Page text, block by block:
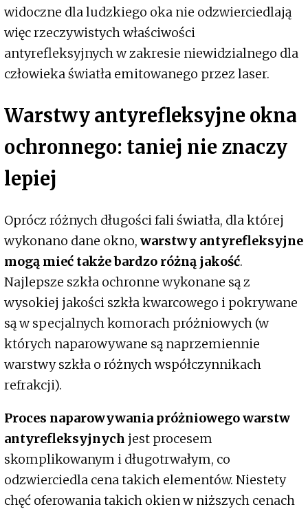
widoczne dla ludzkiego oka nie odzwierciedlają
więc rzeczywistych właściwości
antyrefleksyjnych w zakresie niewidzialnego dla
człowieka światła emitowanego przez laser.
Warstwy antyrefleksyjne okna
ochronnego: taniej nie znaczy
lepiej
Oprócz różnych długości fali światła, dla której
wykonano dane okno, warstwy antyrefleksyjne
mogą mieć także bardzo różną jakość.
Najlepsze szkła ochronne wykonane są z
wysokiej jakości szkła kwarcowego i pokrywane
są w specjalnych komorach próżniowych (w
których naparowywane są naprzemiennie
warstwy szkła o różnych współczynnikach
refrakcji).
Proces naparowywania próżniowego warstw
antyrefleksyjnych jest procesem
skomplikowanym i długotrwałym, co
odzwierciedla cena takich elementów. Niestety
chęć oferowania takich okien w niższych cenach